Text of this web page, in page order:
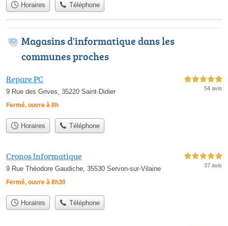
Horaires Téléphone
Magasins d'informatique dans les
communes proches
Repare PC
9 Rue des Grives, 35220 Saint-Didier
Fermé, ouvre à 8h
5,0 étoiles sur 5
54 avis
Horaires Téléphone
Cronos Informatique
9 Rue Théodore Gaudiche, 35530 Servon-sur-Vilaine
Fermé, ouvre à 8h30
5,0 étoiles sur 5
37 avis
Horaires Téléphone